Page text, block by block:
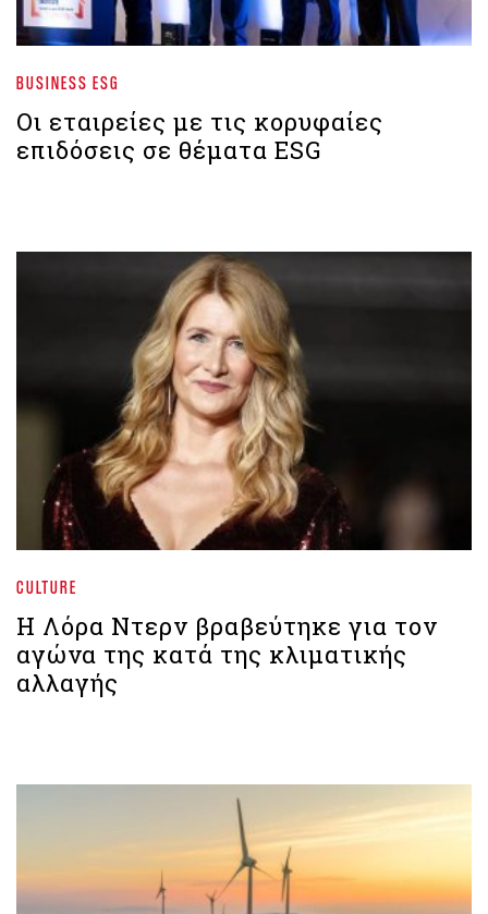
BUSINESS ESG
Οι εταιρείες με τις κορυφαίες
επιδόσεις σε θέματα ESG
CULTURE
Η Λόρα Ντερν βραβεύτηκε για τον
αγώνα της κατά της κλιματικής
αλλαγής